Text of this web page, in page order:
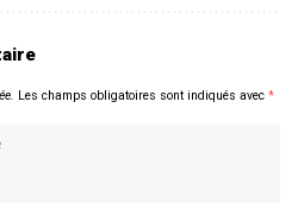
Les champs obligatoires sont indiqués avec *